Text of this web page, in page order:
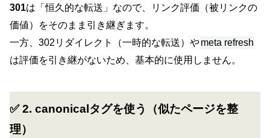
301は「恒久的な転送」なので、リンク評価（被リンクの
価値）をそのまま引き継ぎます。
一方、302リダイレクト（一時的な転送）やmeta refresh
は評価を引き継がないため、基本的に使用しません。
✅ 2. canonicalタグを使う（似たページを整
理）